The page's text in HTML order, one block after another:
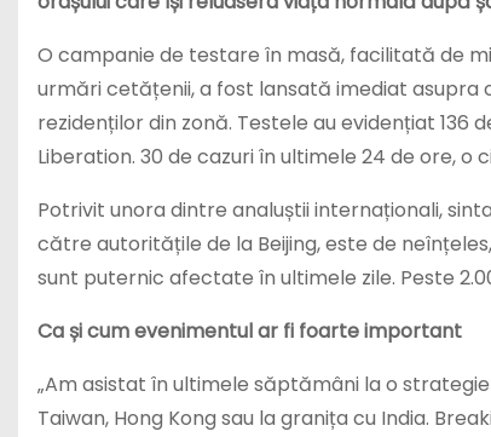
O campanie de testare în masă, facilitată de
urmări cetățenii, a fost lansată imediat asupra
rezidenților din zonă. Testele au evidențiat
Liberation. 30 de cazuri în ultimele 24 de ore,
Potrivit unora dintre analuștii internaționali,
către autoritățile de la Beijing, este de
sunt puternic afectate în ultimele zile. Peste
Ca și cum evenimentul ar fi foarte important
„Am asistat în ultimele săptămâni la o
Taiwan, Hong Kong sau la granița cu India.